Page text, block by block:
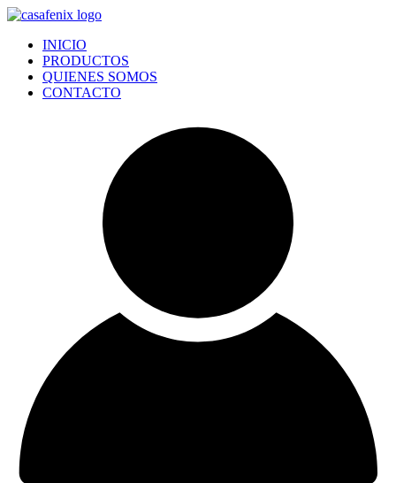
Ir
contenidoINICIO
PRODUCTOS
QUIENES SOMOS
CONTACTO